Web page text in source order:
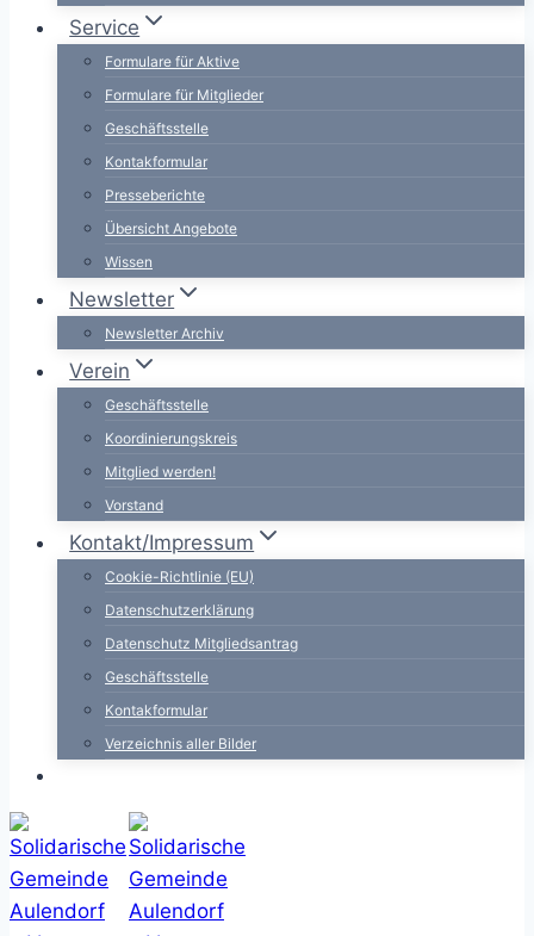
Service
Formulare für Aktive
Formulare für Mitglieder
Geschäftsstelle
Kontakformular
Presseberichte
Übersicht Angebote
Wissen
Newsletter
Newsletter Archiv
Verein
Geschäftsstelle
Koordinierungskreis
Mitglied werden!
Vorstand
Kontakt/Impressum
Cookie-Richtlinie (EU)
Datenschutzerklärung
Datenschutz Mitgliedsantrag
Geschäftsstelle
Kontakformular
Verzeichnis aller Bilder